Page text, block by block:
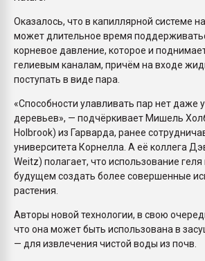
Оказалось, что в капиллярной системе
может длительное время
корневое давление, которое и
гелиевым каналам, причём на входе
поступать в виде пара.
«Способности улавливать пар нет даже
деревьев», — подчёркивает Мишель
Holbrook) из Гарварда, ранее
университета Корнелла. А её коллега
Weitz) полагает, что использование геля
будущем создать более совершенные
растения.
Авторы новой технологии, в свою
что она может быть использована в
— для извлечения чистой воды из почв.